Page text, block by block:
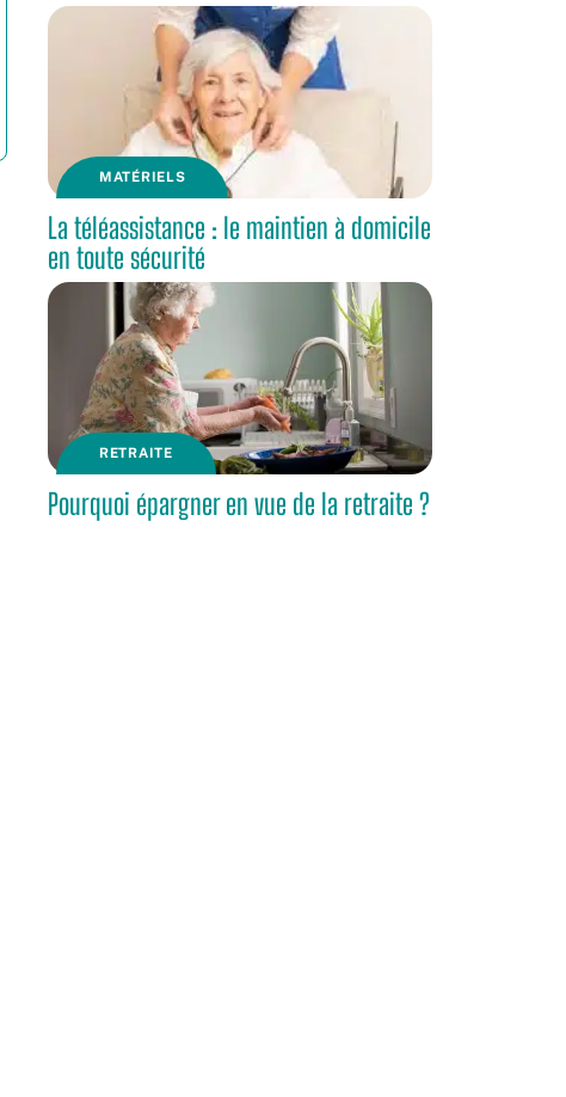
MATÉRIELS
La téléassistance : le maintien à domicile
en toute sécurité
RETRAITE
Pourquoi épargner en vue de la retraite ?